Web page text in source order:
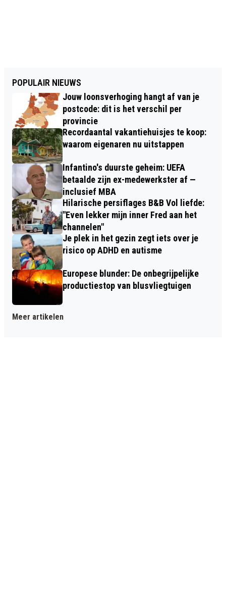
POPULAIR NIEUWS
Jouw loonsverhoging hangt af van je
postcode: dit is het verschil per
provincie
Recordaantal vakantiehuisjes te koop:
waarom eigenaren nu uitstappen
Infantino's duurste geheim: UEFA
betaalde zijn ex-medewerkster af —
inclusief MBA
Hilarische persiflages B&B Vol liefde:
"Even lekker mijn inner Fred aan het
channelen"
Je plek in het gezin zegt iets over je
risico op ADHD en autisme
Europese blunder: De onbegrijpelijke
productiestop van blusvliegtuigen
Meer artikelen